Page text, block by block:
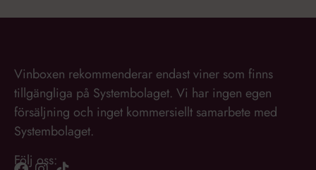
Vinboxen rekommenderar endast viner som finns
tillgängliga på Systembolaget. Vi har ingen egen
försäljning och inget kommersiellt samarbete med
Systembolaget.
Följ oss: